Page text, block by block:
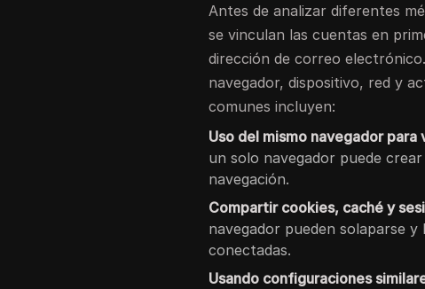
Antes de analizar diferentes
se vinculan las cuentas en
dirección de correo
navegador, dispositivo, red y
comunes incluyen:
Uso del mismo navegador para
un solo navegador puede
navegación.
Compartir cookies, caché y
navegador pueden solaparse
conectadas.
Usando configuraciones